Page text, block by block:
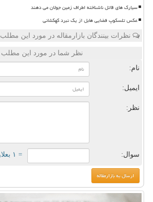
سیارک های قاتل ناشناخته اطراف زمین جولان می دهند
عکس تلسکوپ فضایی هابل از یک نبرد کهکشانی
نظرات بینندگان بازارمقاله در مورد این مطلب
نظر شما در مورد این مطلب
نام:
ایمیل:
نظر:
سوال: = ۱ بعلاوه ۲